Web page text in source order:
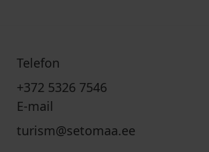
Telefon
+372 5326 7546
E-mail
turism@setomaa.ee